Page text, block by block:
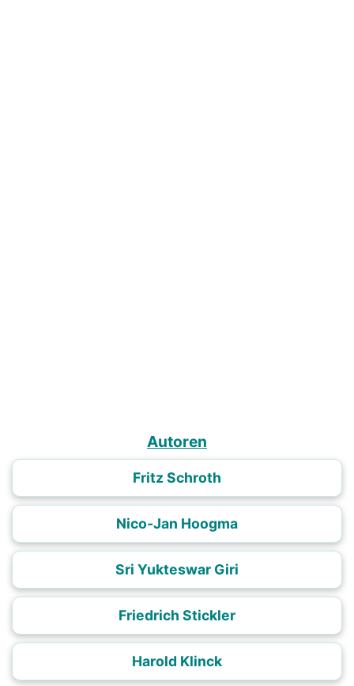
Autoren
Fritz Schroth
Nico-Jan Hoogma
Sri Yukteswar Giri
Friedrich Stickler
Harold Klinck